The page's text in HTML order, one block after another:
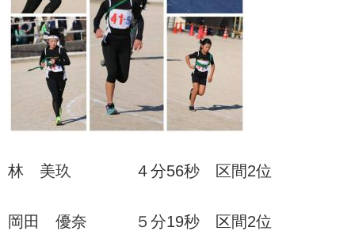
林 美玖 ４分56秒 区間2位
岡田 優奈 ５分19秒 区間2位